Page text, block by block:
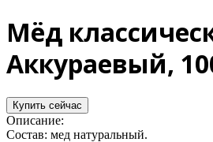
Мёд
Аккураевый,
Купить сейчас
Описание:
Состав: мед натуральный.